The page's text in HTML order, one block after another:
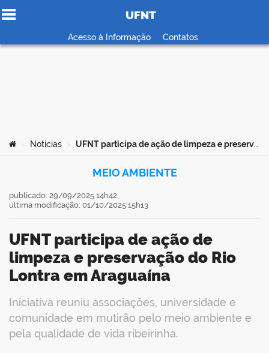
Ir para o conteúdo
UFNT
Acesso à Informação Contatos
Você está aqui:
Notícias UFNT participa de ação de limpeza e preservação do Rio Lontra em Araguaína
MEIO AMBIENTE
UFNT participa de ação de
limpeza e preservação do Rio
Lontra em Araguaína
Iniciativa reuniu associações, universidade e
comunidade em mutirão pelo meio ambiente e
pela qualidade de vida ribeirinha.
publicado: 29/09/2025 14h42,
última modificação: 01/10/2025 15h13